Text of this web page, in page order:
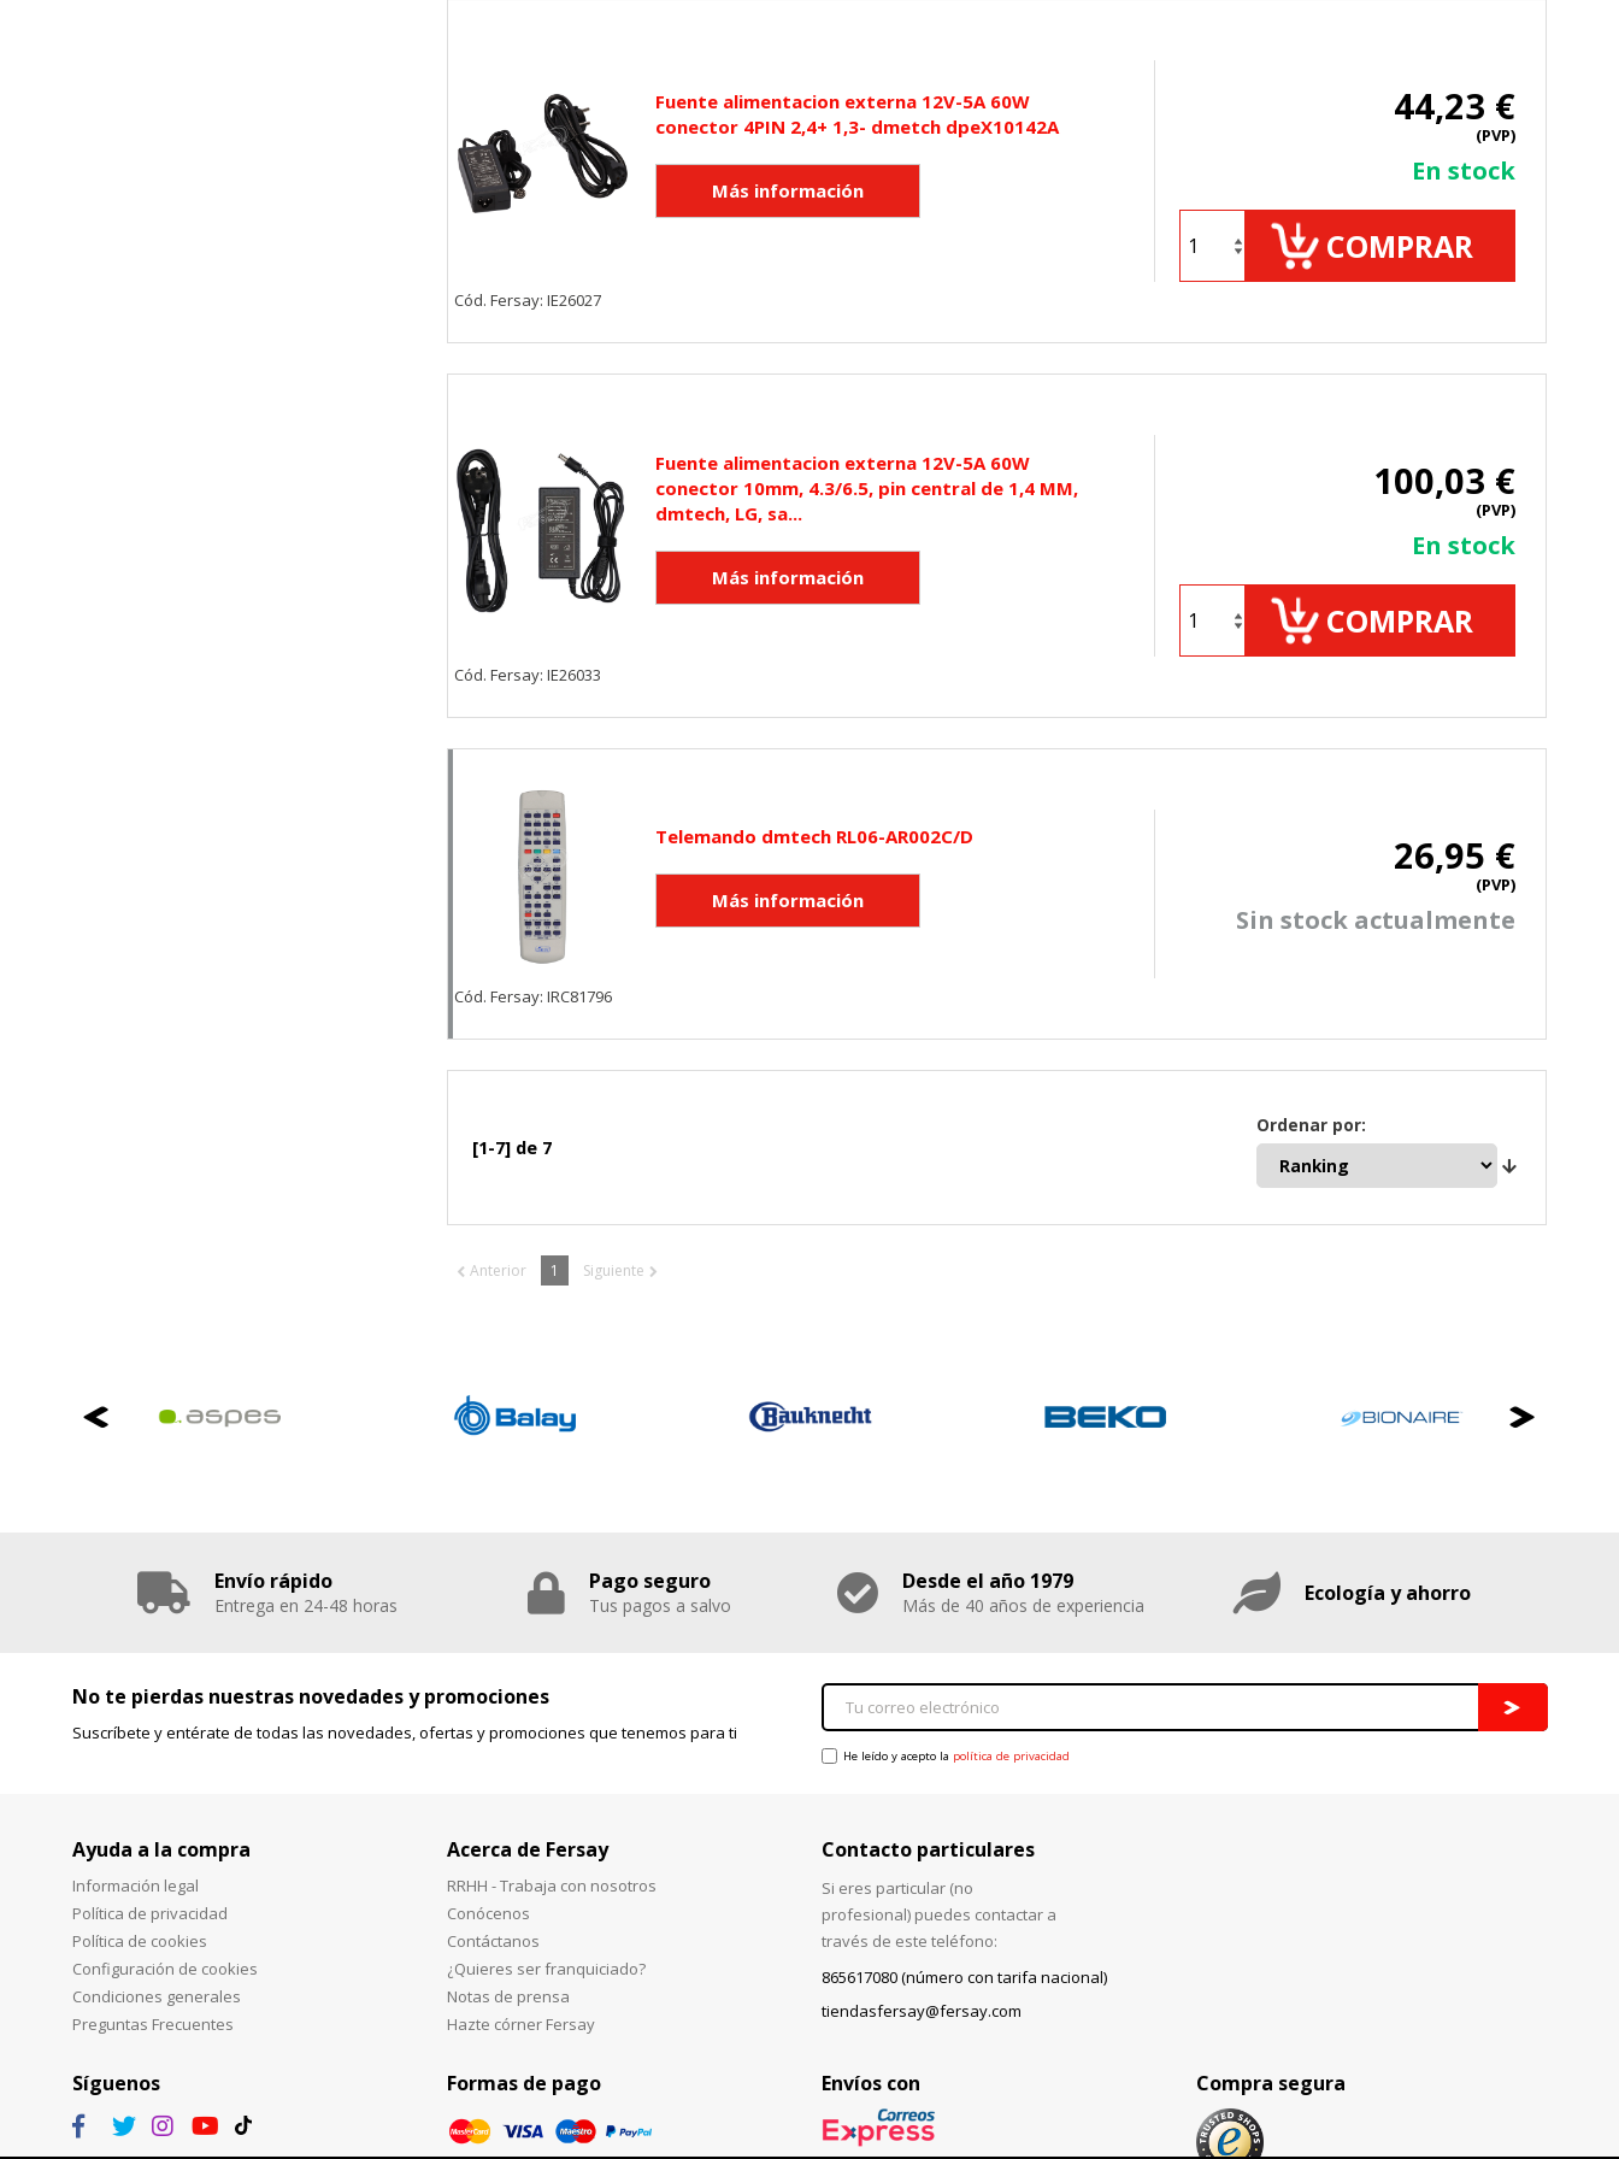
Fuente alimentacion externa 12V-5A 60W
conector 4PIN 2,4+ 1,3- dmetch dpeX10142A
44,23 €
(PVP)
En stock
COMPRAR
Cód. Fersay: IE26027
Fuente alimentacion externa 12V-5A 60W
conector 10mm, 4.3/6.5, pin central de 1,4 MM,
dmtech, LG, sa...
100,03 €
(PVP)
En stock
COMPRAR
Cód. Fersay: IE26033
Telemando dmtech RL06-AR002C/D 26,95 €
(PVP)
Sin stock actualmente
Cód. Fersay: IRC81796
[1-7] de 7
Ordenar por:
Anterior 1 Siguiente
Envío rápido
Entrega en 24-48 horas
Pago seguro
Tus pagos a salvo
Desde el año 1979
Más de 40 años de experiencia Ecología y ahorro
No te pierdas nuestras novedades y promociones
Suscríbete y entérate de todas las novedades, ofertas y promociones que tenemos para ti
He leído y acepto la política de privacidad
Ayuda a la compra
Información legal
Política de privacidad
Política de cookies
Configuración de cookies
Condiciones generales
Preguntas Frecuentes
Acerca de Fersay
RRHH - Trabaja con nosotros
Conócenos
Contáctanos
¿Quieres ser franquiciado?
Notas de prensa
Hazte córner Fersay
Contacto particulares
Si eres particular (no
profesional) puedes contactar a
través de este teléfono:
865617080 (número con tarifa nacional)
tiendasfersay@fersay.com
Síguenos Formas de pago Envíos con Compra segura
Estas cookies pueden ser establecidas a través de nuestro sitio por nuestros socios publicitarios. Pueden ser utilizadas por esas
empresas para crear un perfil de sus intereses y mostrarle anuncios relevantes en otros sitios. No almacenan directamente información
_evAd, _evCoupon, _evSubscription, _evPromt
Puedes volver a configurar tus cookies desde la sección "Configuración de cookies" al pie de la página. También puedes consultar nuestra